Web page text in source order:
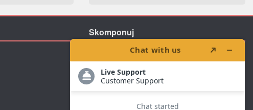
Skomponuj